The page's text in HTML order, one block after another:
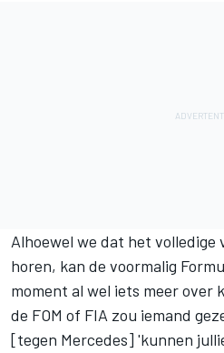
Alhoewel we dat het volledige
horen, kan de voormalig
moment al wel iets meer over
de FOM of FIA zou iemand
[tegen Mercedes] 'kunnen